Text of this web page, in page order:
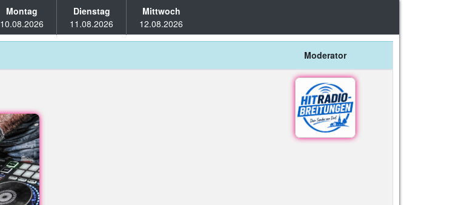
Montag
10.08.2026
Dienstag
11.08.2026
Mittwoch
12.08.2026
Moderator